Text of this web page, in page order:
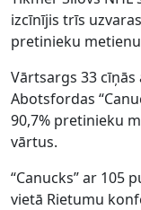
izcīnījis trīs
pretinieku
Vārtsargs 33
Abotsfordas
90,7% pretinieku
vārtus.
“Canucks” ar 105
vietā Rietumu